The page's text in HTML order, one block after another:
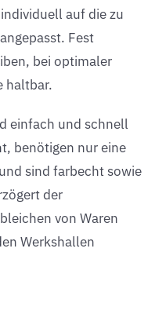
auf die zu
Fest
bei optimaler
haltbar.
einfach und schnell
benötigen nur eine
sind farbecht sowie
der
von Waren
Werkshallen